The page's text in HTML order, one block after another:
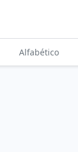
Alfabético